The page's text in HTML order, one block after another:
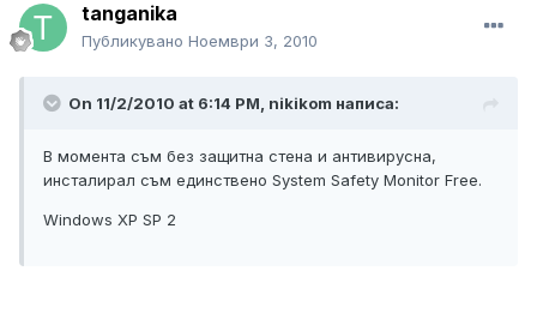
tanganika
Публикувано Ноември 3, 2010
On 11/2/2010 at 6:14 PM, nikikom написа:
В момента съм без защитна стена и антивирусна,
инсталирал съм единствено System Safety Monitor Free.
Windows XP SP 2